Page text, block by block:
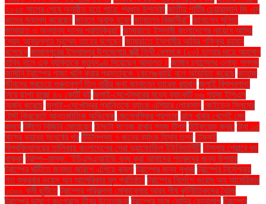
২০২৫ সালের শেষে অনুষ্ঠিত হতে পারে: প্রধান উপদেষ্টা জাতীয় পার্টির চেয়ারম্যান জি এম
কাদের মন্তব্য করেছেন জানলে অবাক হবেন জানালেন বিজ্ঞানীরা" জানালেন সুনিতা
জামায়াত ও অন্যান্য দলের প্রতিক্রিয়া'' জামায়াতে ইসলামী বাংলাদেশের নায়েবে আমির
সৈয়দ আবদুল্লাহ মুহাম্মদ তাহের বলেছেন জামায়াতে ইসলামীর আমির শফিকুর রহমান
বলেছেন জামালপুরের ইসলামপুর উপজেলায় স্ত্রী তিথী বেগমকে (২৩) হত্যার দায়ে আহসান
হাবিব নামে এক ব্যক্তিকে মৃত্যুদণ্ড দিয়েছেন আদালত। জার্মান চ্যান্সেলর ওলাফ শলৎজ
জার্মানি ট্রাম্পের গাজা খালি করার প্রস্তাবকে 'কেলেঙ্কারি' বলে অভিহিত করেছে জাহাজ
জীবনের সবচেয়ে গুরুত্বপূর্ণ তিন নারীর কথা জানালেন তারেক রহমান জুলাই বিপ্লবগাথা
নিয়ে ছাপা হচ্ছে ৪০ কোটি বই জুলাই-সেপ্টেম্বরের মধ্যে ব্যাংকটি ৬৬ পয়সা ইপিএস
অর্জন করেছে জুলাই–সেপ্টেম্বর প্রান্তিকে ব্যাংক এশিয়ার লোকসান জেইডেন সিলসের
টেস্ট ক্রিকেটে আন্তর্জাতিক অভিষেক জেলেনস্কির প্রশংসা ঝাল খাবার খেলেই মেদ
কমবে টঙ্গীতে বিজিবি মোতায়েন টমেটো সতেজ রাখার সহজ টিপস টাইফয়েড জ্বর: টানা ১৫
মাসের ভয়াবহ সংঘর্ষের পর টিউলিপসহ ৭ জনের ব্যাংক হিসাব তলব টেকসই
বিশ্ববিদ্যালয়ের তালিকায় বাংলাদেশের সেরা ড্যাফোডিল ইউনিভার্সিটি টেসলার শেয়ারে বড়
ধাক্কা ট্রাম্প–মাস্ক: ‘ইউএসএআইডি বন্ধ করা আমাদের শত্রুদের জন্য উপহার
ট্রাম্পের ঘাঁটিতে জনমত জরিপে এগিয়ে কমলা ট্রাম্পের জন্য সুখবর ট্রাম্পের নির্দেশনায়
গত শুক্রবার ভয়েস অব আমেরিকার মূল প্রতিষ্ঠান ট্রাম্পের নির্দেশে ভয়েস অব আমেরিকার
১৩০০ কর্মী ছুটিতে ট্রাম্পের পরিকল্পনা মোকাবেলায় আরব শীর্ষ কূটনীতিকদের বৈঠক
ট্রাম্পের ভাষণে কংগ্রেসে তীব্র উত্তেজনা ট্রাম্পের সঙ্গে মোদির ফোনালাপ ট্রাম্পের